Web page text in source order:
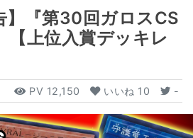
】『第30回ガロスCS
【上位入賞デッキレ
PV 12,150 いいね 10 -